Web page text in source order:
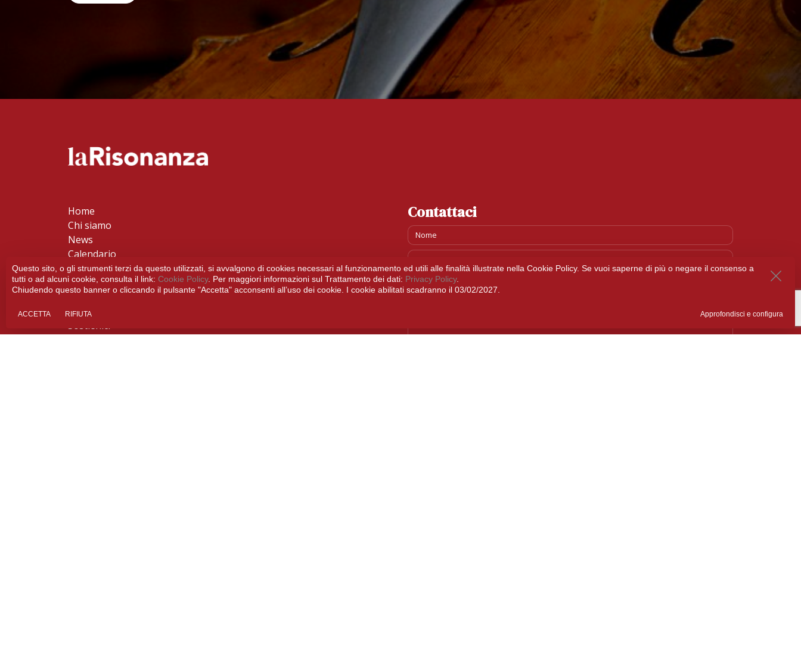
Home
Chi siamo
News
Calendario
Progetti
EDU
Discografia
Media
Sostienici
Contattaci
Questo sito, o gli strumenti terzi da questo utilizzati, si avvalgono di cookies necessari al funzionamento ed utili alle finalità illustrate nella Cookie Policy. Se vuoi saperne di più o negare il consenso a
tutti o ad alcuni cookie, consulta il link: Cookie Policy. Per maggiori informazioni sul Trattamento dei dati: Privacy Policy.
Chiudendo questo banner o cliccando il pulsante "Accetta" acconsenti all’uso dei cookie. I cookie abilitati scadranno il 03/02/2027.
ACCETTA RIFIUTA Approfondisci e configura